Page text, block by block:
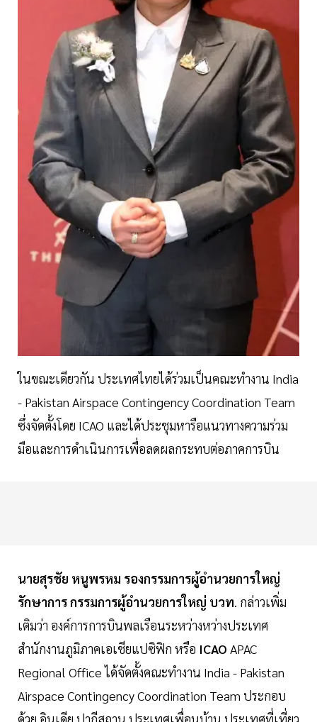
ในขณะเดียวกัน ประเทศไทยได้ร่วมเป็นคณะทำงาน India
- Pakistan Airspace Contingency Coordination Team
ซึ่งจัดตั้งโดย ICAO และได้ประชุมหารือแนวทางความร่วม
มือและการดำเนินการเพื่อลดผลกระทบต่อภาคการบิน
นายสุรชัย หนูพรหม รองกรรมการผู้อำนวยการใหญ่
รักษาการกรรมการผู้อำนวยการใหญ่ บวท. กล่าวเพิ่ม
เติมว่า องค์การการบินพลเรือนระหว่างหว่างประเทศ
สำนักงานภูมิภาคเอเชียแปซิฟิก หรือ ICAO APAC
Regional Office ได้จัดตั้งคณะทำงาน India - Pakistan
Airspace Contingency Coordination Team ประกอบ